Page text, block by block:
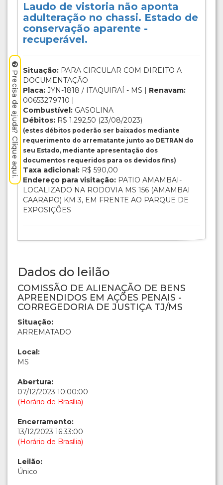
Laudo de vistoria não aponta
adulteração no chassi. Estado de
conservação aparente -
recuperável.
Situação: PARA CIRCULAR COM DIREITO A
DOCUMENTAÇÃO
Placa: JYN-1818 / ITAQUIRAÍ - MS | Renavam:
00653279710 |
Combustível: GASOLINA
Débitos: R$ 1.292,50 (23/08/2023)
(estes débitos poderão ser baixados mediante
requerimento do arrematante junto ao DETRAN do
seu Estado, mediante apresentação dos
documentos requeridos para os devidos fins)
Taxa adicional: R$ 590,00
Endereço para visitação: PATIO AMAMBAI-
LOCALIZADO NA RODOVIA MS 156 (AMAMBAI
CAARAPO) KM 3, EM FRENTE AO PARQUE DE
EXPOSIÇÕES
Dados do leilão
COMISSÃO DE ALIENAÇÃO DE BENS
APREENDIDOS EM AÇÕES PENAIS -
CORREGEDORIA DE JUSTIÇA TJ/MS
Situação:
ARREMATADO
Local:
MS
Abertura:
07/12/2023 10:00:00
(Horário de Brasília)
Encerramento:
13/12/2023 16:33:00
(Horário de Brasília)
Leilão:
Único
Precisa de ajuda? Clique aqui.